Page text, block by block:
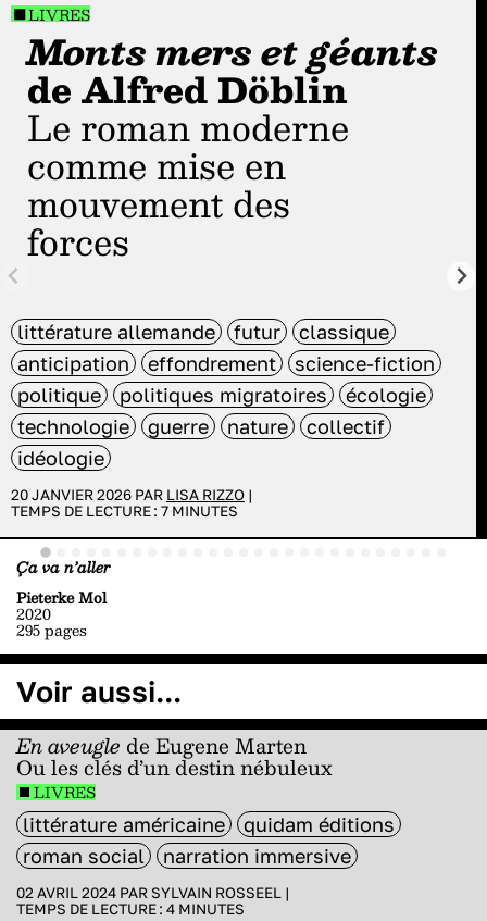
LIVRES
Monts mers et géants
de Alfred Döblin
Le roman moderne
comme mise en
mouvement des
forces
littérature allemande futur
classique
anticipation
effondrement
science-fiction
politique
politiques migratoires
écologie
technologie
guerre nature
collectif
idéologie
20 JANVIER 2026 PAR LISA RIZZO |
TEMPS DE LECTURE : 7 MINUTES
Ça va n’aller
Pieterke Mol
2020
295 pages
Voir aussi...
En aveugle de Eugene Marten
Ou les clés d’un destin nébuleux
LIVRES
littérature américaine
quidam éditions
roman social
narration immersive
02 AVRIL 2024 PAR SYLVAIN ROSSEEL |
TEMPS DE LECTURE : 4 MINUTES